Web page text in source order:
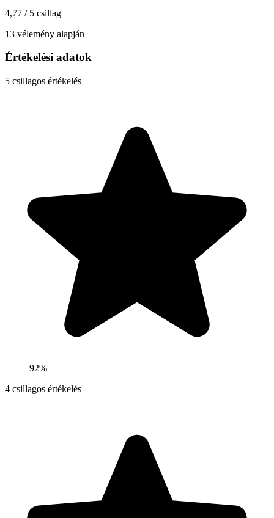
4,77 / 5 csillag
13 vélemény alapján
Értékelési adatok
5 csillagos értékelés
92%
4 csillagos értékelés